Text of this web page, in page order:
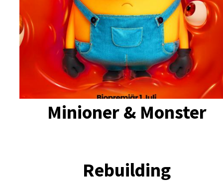
Minioner & Monster
Rebuilding